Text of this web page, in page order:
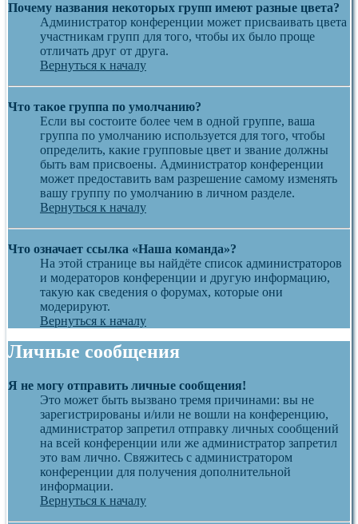
Почему названия некоторых групп имеют разные цвета?
Администратор конференции может присваивать цвета
участникам групп для того, чтобы их было проще
отличать друг от друга.
Вернуться к началу
Что такое группа по умолчанию?
Если вы состоите более чем в одной группе, ваша
группа по умолчанию используется для того, чтобы
определить, какие групповые цвет и звание должны
быть вам присвоены. Администратор конференции
может предоставить вам разрешение самому изменять
вашу группу по умолчанию в личном разделе.
Вернуться к началу
Что означает ссылка «Наша команда»?
На этой странице вы найдёте список администраторов
и модераторов конференции и другую информацию,
такую как сведения о форумах, которые они
модерируют.
Вернуться к началу
Личные сообщения
Я не могу отправить личные сообщения!
Это может быть вызвано тремя причинами: вы не
зарегистрированы и/или не вошли на конференцию,
администратор запретил отправку личных сообщений
на всей конференции или же администратор запретил
это вам лично. Свяжитесь с администратором
конференции для получения дополнительной
информации.
Вернуться к началу